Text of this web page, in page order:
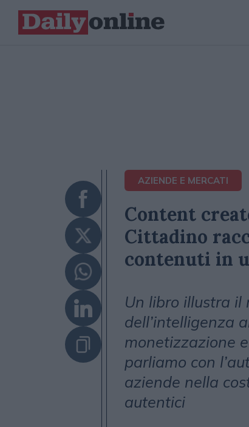
AZIENDE E MERCATI
Content
Cittadino
contenuti in
Un libro illustra il
dell’intelligenza
monetizzazione
parliamo con
aziende nella
autentici